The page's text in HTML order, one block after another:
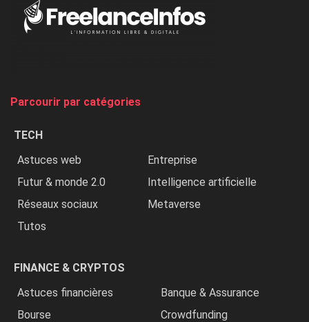
Nigeria,
Parcourir par catégories
TECH
Astuces web
Entreprise
Futur & monde 2.0
Intelligence artificielle
Réseaux sociaux
Metaverse
Tutos
FINANCE & CRYPTOS
Astuces financières
Banque & Assurance
Bourse
Crowdfunding